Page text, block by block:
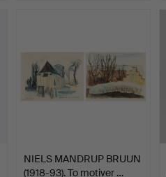
NIELS MANDRUP BRUUN
(1918-93). To motiver …